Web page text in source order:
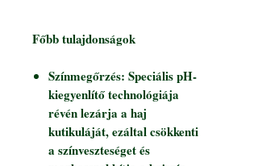
Főbb tulajdonságok
Színmegőrzés: Speciális pH-
kiegyenlítő technológiája
révén lezárja a haj
kutikuláját, ezáltal csökkenti
a színveszteséget és